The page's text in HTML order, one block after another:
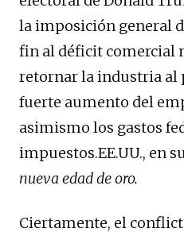
la imposición general
fin al déficit comercial
retornar la industria al
fuerte aumento del
asimismo los gastos
impuestos.EE.UU., en
nueva edad de oro.
Ciertamente, el